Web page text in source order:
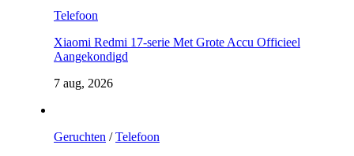
Telefoon
Xiaomi Redmi 17-serie Met Grote Accu Officieel
Aangekondigd
7 aug, 2026
Geruchten /Telefoon